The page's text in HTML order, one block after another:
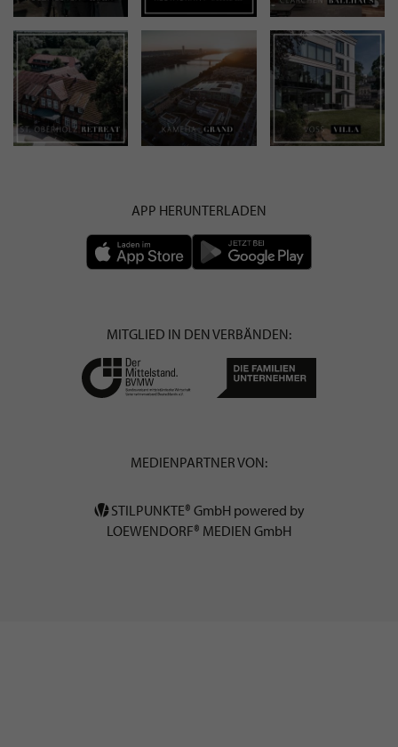
APP HERUNTERLADEN
MITGLIED IN DEN VERBÄNDEN:
MEDIENPARTNER VON:
STILPUNKTE® GmbH powered by
LOEWENDORF® MEDIEN GmbH